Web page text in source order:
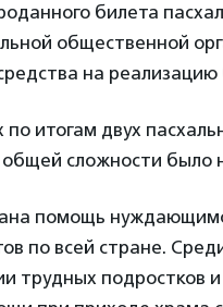
билета
общественной
на
по итогам двух
сложности было
помощь
по всей стране.
трудных подростков